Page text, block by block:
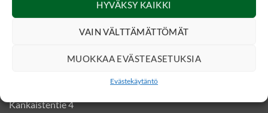
HYVÄKSY KAIKKI
VAIN VÄLTTÄMÄTTÖMÄT
MUOKKAA EVÄSTEASETUKSIA
Evästekäytäntö
YHTEYSTIEDOT
Kankaistentie 4